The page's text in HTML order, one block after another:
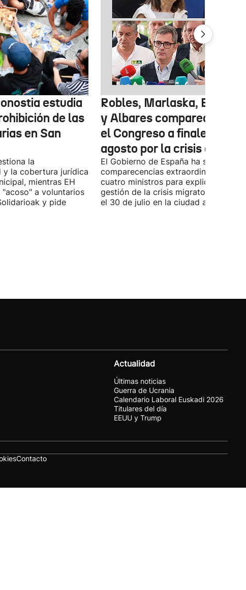
estudia
de las
en San
la
y la cobertura jurídica
mientras EH
"acoso" a voluntarios
y pide
Robles, Marlaska, Bolaños
y Albares comparecerán
el Congreso a finales de
agosto por la crisis de
El Gobierno de España ha solicitado
comparecencias extraordinarias de
cuatro ministros para explicar la
gestión de la crisis migratoria
el 30 de julio en la ciudad autónoma.
Actualidad
Últimas noticias
Guerra de Ucrania
Calendario Laboral Euskadi 2026
Titulares del día
EEUU y Trump
Contacto